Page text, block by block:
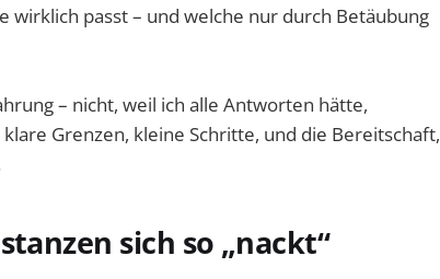
wirklich passt – und welche nur durch Betäubung
– nicht, weil ich alle Antworten hätte,
Grenzen, kleine Schritte, und die Bereitschaft,
sich so „nackt“